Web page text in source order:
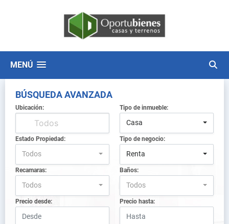
MENÚ
BÚSQUEDA AVANZADA
Ubicación: Tipo de inmueble:
Casa
Estado Propiedad:
Todos
Tipo de negocio:
Renta
Recamaras:
Todos
Baños:
Todos
Precio desde: Precio hasta: